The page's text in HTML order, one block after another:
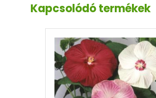
Kapcsolódó termékek